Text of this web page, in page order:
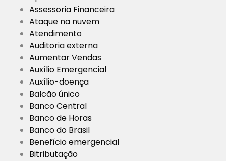
Assessoria Financeira
Ataque na nuvem
Atendimento
Auditoria externa
Aumentar Vendas
Auxílio Emergencial
Auxílio-doença
Balcão único
Banco Central
Banco de Horas
Banco do Brasil
Benefício emergencial
Bitributação